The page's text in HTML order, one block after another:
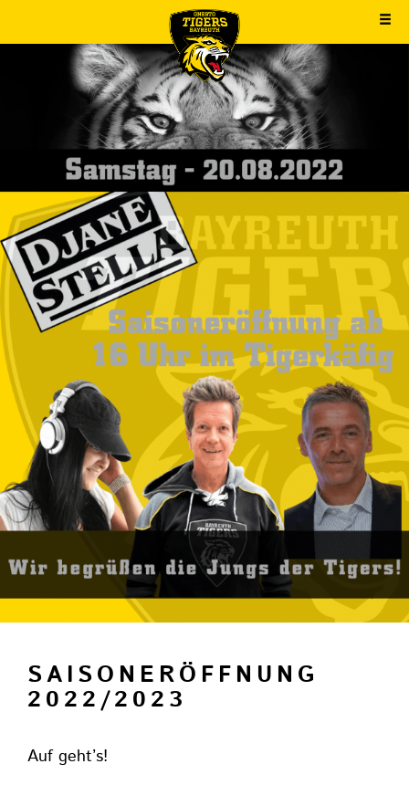
SAISONERÖFFNUNG
2022/2023
Auf geht’s!